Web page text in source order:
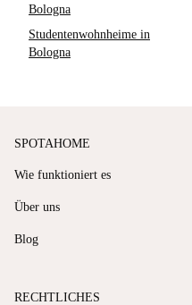
Bologna
Studentenwohnheime in
Bologna
SPOTAHOME
Wie funktioniert es
Über uns
Blog
RECHTLICHES